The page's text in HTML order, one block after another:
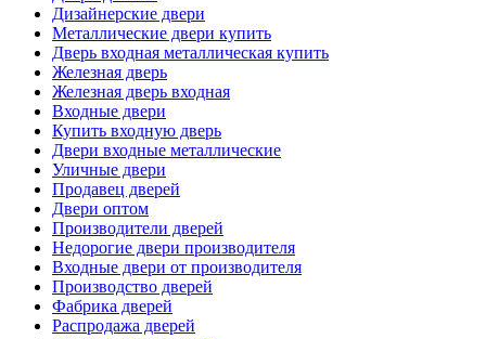
Дизайнерские двери
Металлические двери купить
Дверь входная металлическая купить
Железная дверь
Железная дверь входная
Входные двери
Купить входную дверь
Двери входные металлические
Уличные двери
Продавец дверей
Двери оптом
Производители дверей
Недорогие двери производителя
Входные двери от производителя
Производство дверей
Фабрика дверей
Распродажа дверей